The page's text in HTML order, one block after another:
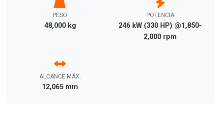
PESO
48,000 kg
POTENCIA
246 kW (330 HP) @1,850-
2,000 rpm
ALCANCE MÁX.
12,065 mm